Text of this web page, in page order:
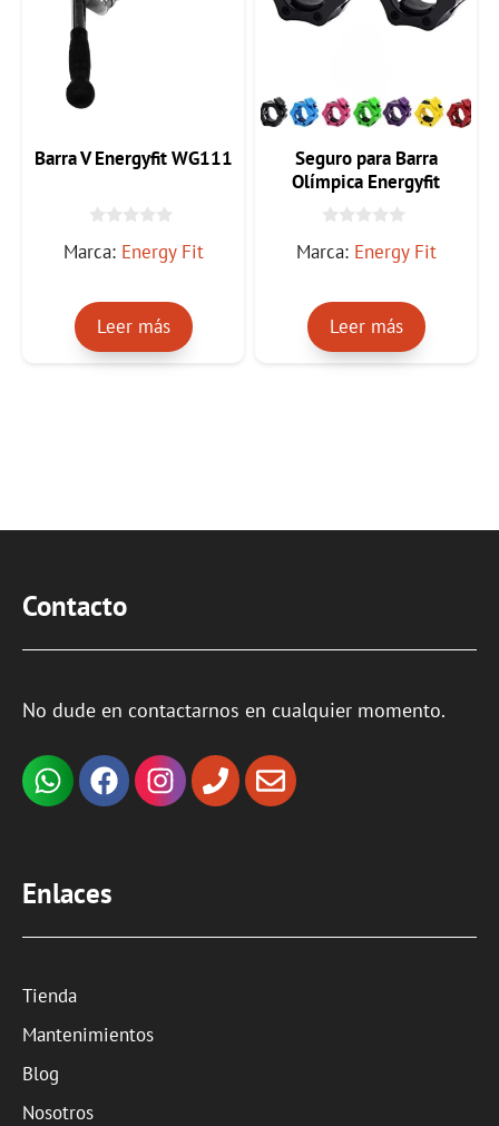
Barra V Energyfit WG111
d
Marca: Energy Fit
Leer más
Seguro para Barra
Olímpica Energyfit
WG092
d
Marca: Energy Fit
Leer más
Contacto
No dude en contactarnos en cualquier momento.
Enlaces
Tienda
Mantenimientos
Blog
Nosotros